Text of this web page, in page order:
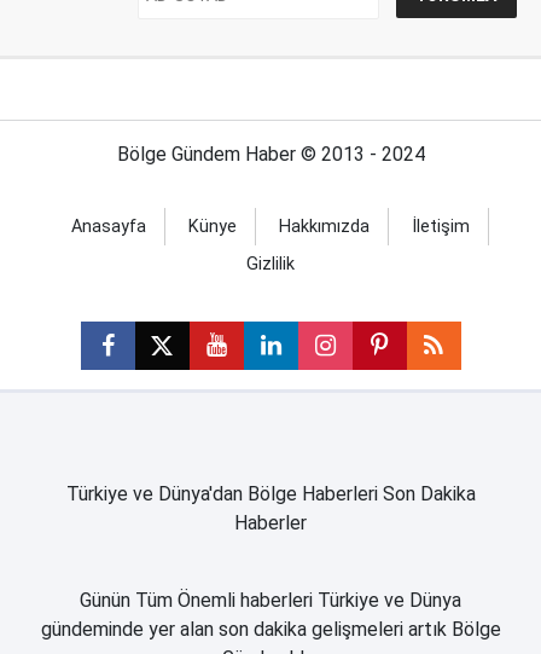
Bölge Gündem Haber © 2013 - 2024
Anasayfa Künye Hakkımızda
İletişim
Gizlilik
Türkiye ve Dünya'dan Bölge Haberleri Son Dakika
Haberler
Günün Tüm Önemli haberleri Türkiye ve Dünya
gündeminde yer alan son dakika gelişmeleri artık Bölge